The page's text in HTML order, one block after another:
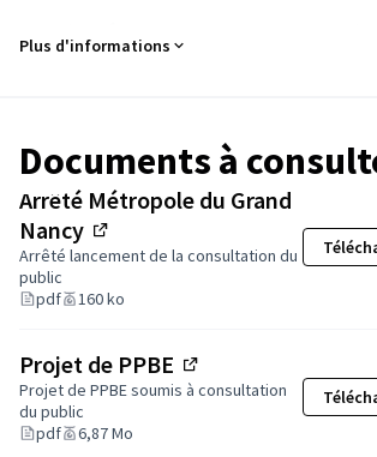
surtout les infrastructures routières.
La consultation du public sur le
Plan
Bruit dans l’Environnement (PPBE)
unepériode de deux mois.
Pendant toute cette durée,
chacun
connaissance du projet, poser des
exprimer son avis
La Métropole du Grand Nancy vous
La consultation du public sert à:
vous informer sur le bruit près de chez
recueillir vos
Plus d'informations
Documents à
Arrêté Métropole du Grand
Nancy
(Lien externe)
Arrêté lancement de la consultation du
public
pdf
160 ko
Projet de PPBE
(Lien externe)
Projet de PPBE soumis à consultation
du public
pdf
6,87 Mo